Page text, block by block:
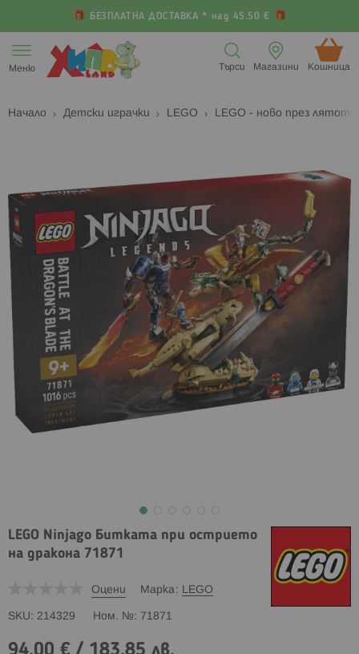
БЕЗПЛАТНА ДОСТАВКА * над 45.50 €
към
съдържанието
Меню Кошница (
Магазини
Търси
Начало Детски играчки LEGO LEGO - ново през лятото
галерията
на
изображенията
LEGO Ninjago Битката при острието
на дракона 71871
Оцени Марка LEGO
SKU 214329 Ном. № 71871